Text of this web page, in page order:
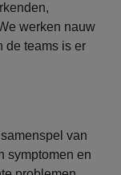
werken nauw
de teams is er
van
symptomen en